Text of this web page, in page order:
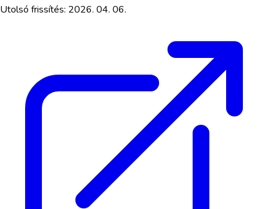
Utolsó frissítés: 2026. 04. 06.